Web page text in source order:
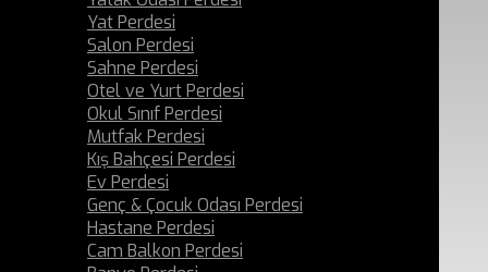
Yat Perdesi
Salon Perdesi
Sahne Perdesi
Otel ve Yurt Perdesi
Okul Sınıf Perdesi
Mutfak Perdesi
Kış Bahçesi Perdesi
Ev Perdesi
Genç & Çocuk Odası Perdesi
Hastane Perdesi
Cam Balkon Perdesi